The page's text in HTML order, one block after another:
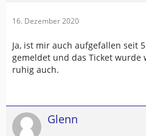
16. Dezember 2020
Ja, ist mir auch aufgefallen seit
gemeldet und das Ticket wurde
ruhig auch.
Glenn